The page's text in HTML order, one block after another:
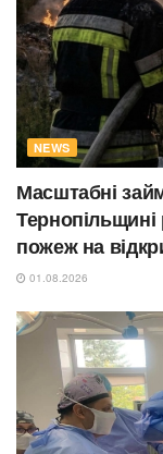
NEWS
Масштабні
Тернопільщині
пожеж на
01.08.2026